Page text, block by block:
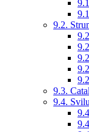
9.2.
9.3.
9.4.